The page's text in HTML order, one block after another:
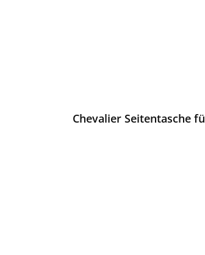
Chevalier Seitentasche